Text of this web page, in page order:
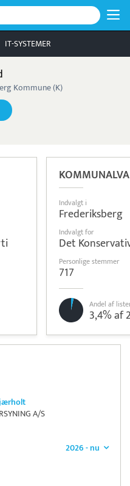
IT-SYSTEMER
Kommune (K)
Indvalgt i
Frederiksberg
Indvalgt for
Det
Personlige stemmer
717
Andel af
3,4% af
A/S
2026 - nu